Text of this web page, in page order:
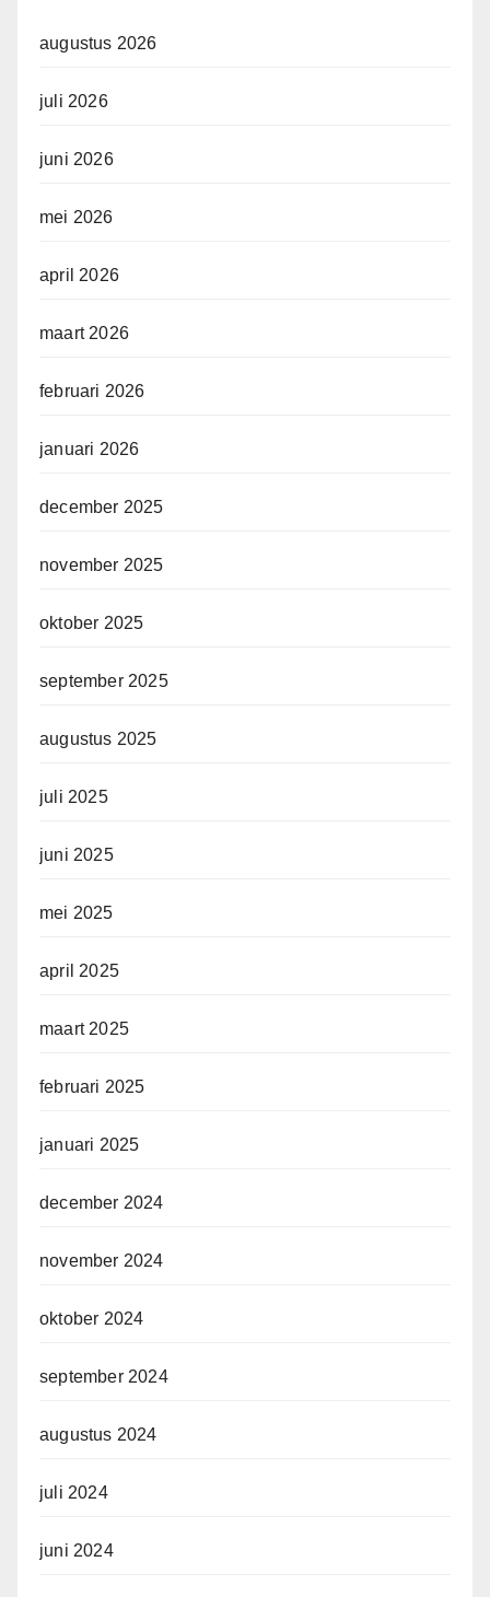
augustus 2026
juli 2026
juni 2026
mei 2026
april 2026
maart 2026
februari 2026
januari 2026
december 2025
november 2025
oktober 2025
september 2025
augustus 2025
juli 2025
juni 2025
mei 2025
april 2025
maart 2025
februari 2025
januari 2025
december 2024
november 2024
oktober 2024
september 2024
augustus 2024
juli 2024
juni 2024